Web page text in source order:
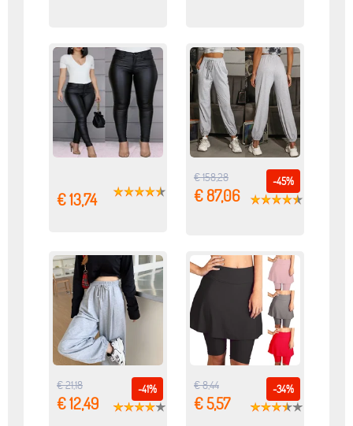
€ 13,74
-45%
€ 158,28
€ 87,06
-41%
€ 21,18
€ 12,49
-34%
€ 8,44
€ 5,57